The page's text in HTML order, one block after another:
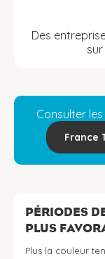
Des
Consulter
France
PÉRIODES
PLUS
Plus la couleur